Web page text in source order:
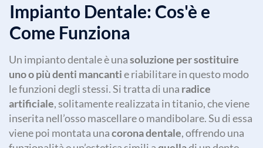
Impianto Dentale: Cos'è e
Come Funziona
Un impianto dentale è unasoluzione per sostituire
uno o più denti mancantie riabilitare in questo modo
le funzioni degli stessi. Si tratta di una radice
artificiale, solitamente realizzata in titanio, che viene
inserita nell’osso mascellare o mandibolare. Su di essa
viene poi montata unacorona dentale, offrendo una